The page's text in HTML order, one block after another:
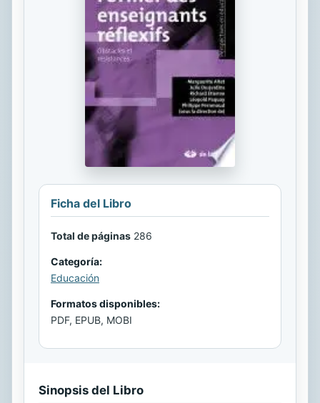
Ficha del Libro
Total de páginas 286
Categoría:
Educación
Formatos disponibles:
PDF, EPUB, MOBI
Sinopsis del Libro